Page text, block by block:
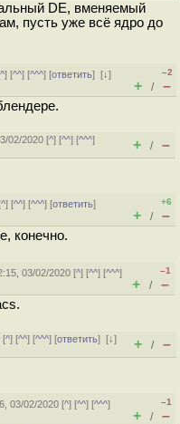
DE, вменяемый
пусть уже всё ядро до
^] [^^] [^^^] [ответить][↓]
–2
+ / –
02/2020 [^] [^^] [^^^]
+ / –
^] [^^] [^^^] [ответить]
+6
+ / –
конечно.
03/02/2020 [^] [^^] [^^^]
–1
+ / –
[^] [^^] [^^^] [ответить][↓]
+ / –
03/02/2020 [^] [^^] [^^^]
–1
+ / –